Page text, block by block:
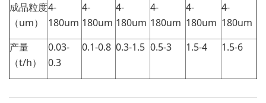
成品粒度
（um）
4-
180um
4-
180um
4-
180um
4-
180um
4-
180um
4-
180um
产量
（t/h）
0.03-
0.3
0.1-0.8 0.3-1.5 0.5-3 1.5-4 1.5-6